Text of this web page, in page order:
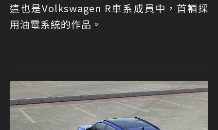
這也是Volkswagen R車系成員中，首輛採
用油電系統的作品。